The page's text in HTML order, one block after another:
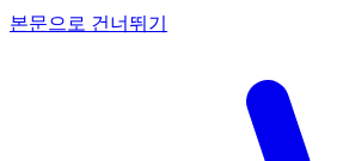
본문으로 건너뛰기